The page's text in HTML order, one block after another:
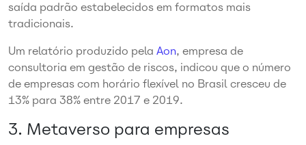
saída padrão estabelecidos em formatos mais
tradicionais.
Um relatório produzido pela Aon, empresa de
consultoria em gestão de riscos, indicou que o número
de empresas com horário flexível no Brasil cresceu de
13% para 38% entre 2017 e 2019.
3. Metaverso para empresas